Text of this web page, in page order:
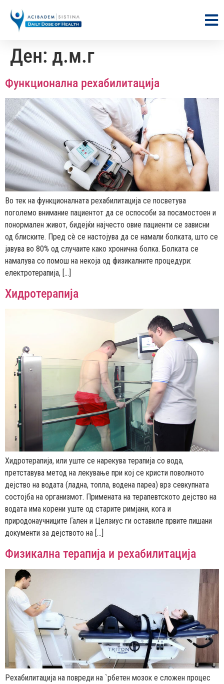
Ден: д.м.г
Функционална рехабилитација
Во тек на функционалната рехабилитација се посветува
поголемо внимание пациентот да се оспособи за посамостоен и
понормален живот, бидејќи најчесто овие пациенти се зависни
од блиските. Пред сè се настојува да се намали болката, што се
јавува во 80% од случаите како хронична болка. Болката се
намалува со помош на некоја од физикалните процедури:
електротерапија, […]
Хидротерапија
Хидротерапија, или уште се нарекува терапија со вода,
претставува метод на лекување при кој се кристи поволното
дејство на водата (ладна, топла, водена пареа) врз севкупната
состојба на организмот. Примената на терапевтското дејство на
водата има корени уште од старите римјани, кога и
природонаучниците Гален и Целзиус ги оставиле првите пишани
документи за дејството на […]
Физикална терапија и рехабилитација
Рехабилитација на повреди на `рбетен мозок е сложен процес